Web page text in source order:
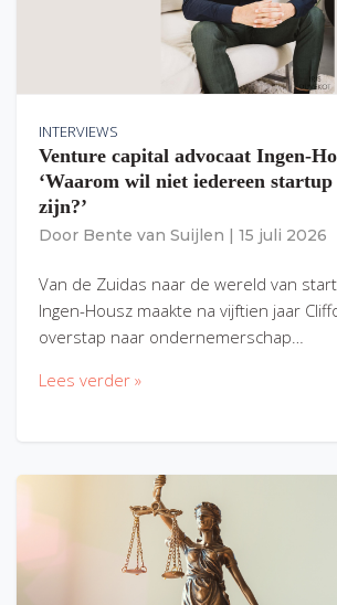
INTERVIEWS
Venture capital advocaat Ingen-
‘Waarom wil niet iedereen startup
zijn?’
Door Bente van Suijlen 15 juli 2026
Van de Zuidas naar de wereld van
Ingen-Housz maakte na vijftien jaar
overstap naar ondernemerschap…
Lees verder »